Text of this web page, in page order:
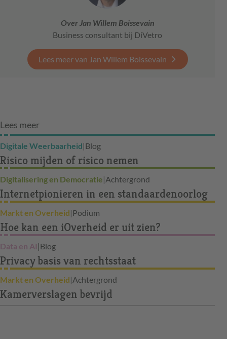
Over Jan Willem Boissevain
Business consultant bij DiVetro
Lees meer van Jan Willem Boissevain
Lees meer
Digitale Weerbaarheid|Blog
Risico mijden of risico nemen
Digitalisering en Democratie|Achtergrond
Internetpionieren in een standaardenoorlog
Markt en Overheid|Podium
Hoe kan een iOverheid er uit zien?
Data en AI |Blog
Privacy basis van rechtsstaat
Markt en Overheid|Achtergrond
Kamerverslagen bevrijd